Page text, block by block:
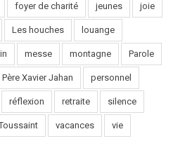
foyer de charité jeunes joie
Les houches louange
messe montagne Parole
Père Xavier Jahan personnel
réflexion retraite silence
vacances vie